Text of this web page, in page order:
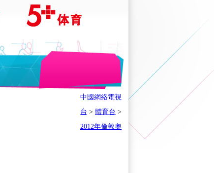
中國網絡電視
台 > 體育台 >
2012年倫敦奧